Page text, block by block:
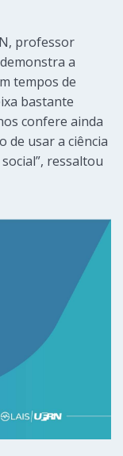
professor
a
tempos de
bastante
confere ainda
de usar a ciência
ressaltou